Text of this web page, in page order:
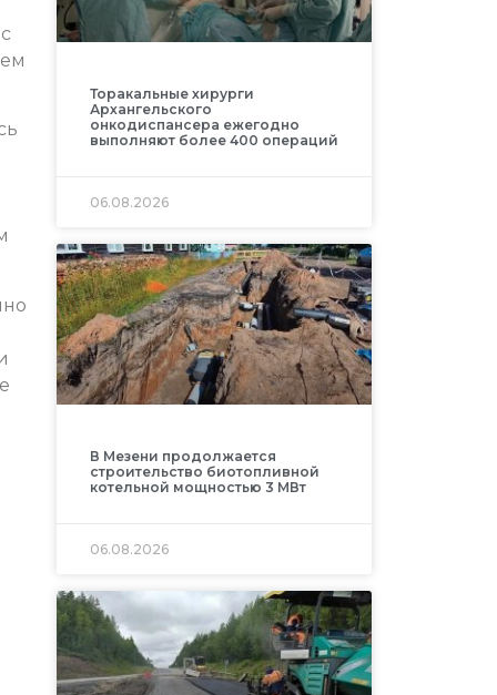
Торакальные хирурги
Архангельского
онкодиспансера ежегодно
выполняют более 400 операций
06.08.2026
В Мезени продолжается
строительство биотопливной
котельной мощностью 3 МВт
06.08.2026